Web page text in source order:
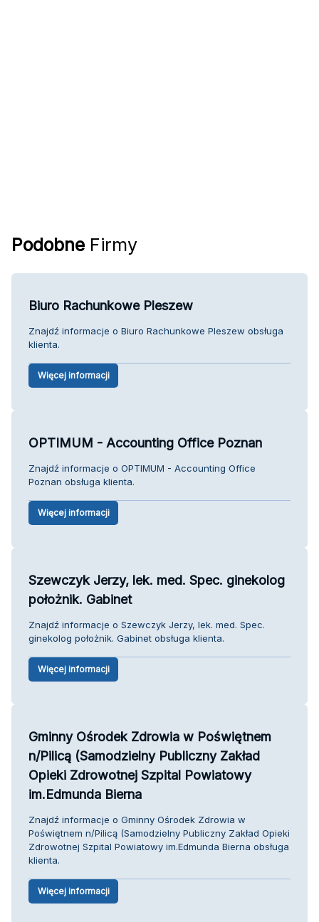
Podobne Firmy
Biuro Rachunkowe Pleszew
Znajdź informacje o Biuro Rachunkowe Pleszew obsługa
klienta.
Więcej informacji
OPTIMUM - Accounting Office Poznan
Znajdź informacje o OPTIMUM - Accounting Office
Poznan obsługa klienta.
Więcej informacji
Szewczyk Jerzy, lek. med. Spec. ginekolog
położnik. Gabinet
Znajdź informacje o Szewczyk Jerzy, lek. med. Spec.
ginekolog położnik. Gabinet obsługa klienta.
Więcej informacji
Gminny Ośrodek Zdrowia w Poświętnem
n/Pilicą (Samodzielny Publiczny Zakład
Opieki Zdrowotnej Szpital Powiatowy
im.Edmunda Bierna
Znajdź informacje o Gminny Ośrodek Zdrowia w
Poświętnem n/Pilicą (Samodzielny Publiczny Zakład Opieki
Zdrowotnej Szpital Powiatowy im.Edmunda Bierna obsługa
klienta.
Więcej informacji